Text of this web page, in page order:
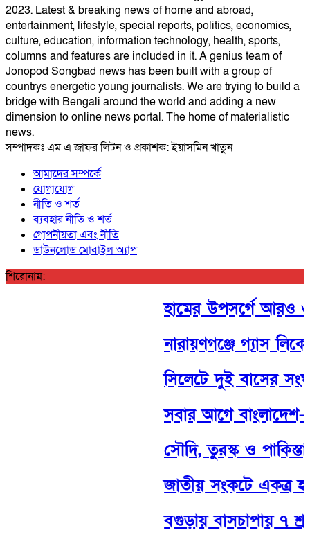
2023. Latest & breaking news of home and abroad,
entertainment, lifestyle, special reports, politics, economics,
culture, education, information technology, health, sports,
columns and features are included in it. A genius team of
Jonopod Songbad news has been built with a group of
countrys energetic young journalists. We are trying to build a
bridge with Bengali around the world and adding a new
dimension to online news portal. The home of materialistic
news.
সম্পাদকঃ এম এ জাফর লিটন ও প্রকাশক: ইয়াসমিন খাতুন
আমাদের সম্পর্কে
যোগাযোগ
নীতি ও শর্ত
ব্যবহার নীতি ও শর্ত
গোপনীয়তা এবং নীতি
ডাউনলোড মোবাইল অ্যাপ
শিরোনাম:
হামের উপসর্গে আরও ৩
নারায়ণগঞ্জে গ্যাস
সিলেটে দুই বাসের
সবার আগে বাংলাদেশ—
সৌদি, তুরস্ক ও
জাতীয় সংকটে একত্র
বগুড়ায় বাসচাপায় ৭